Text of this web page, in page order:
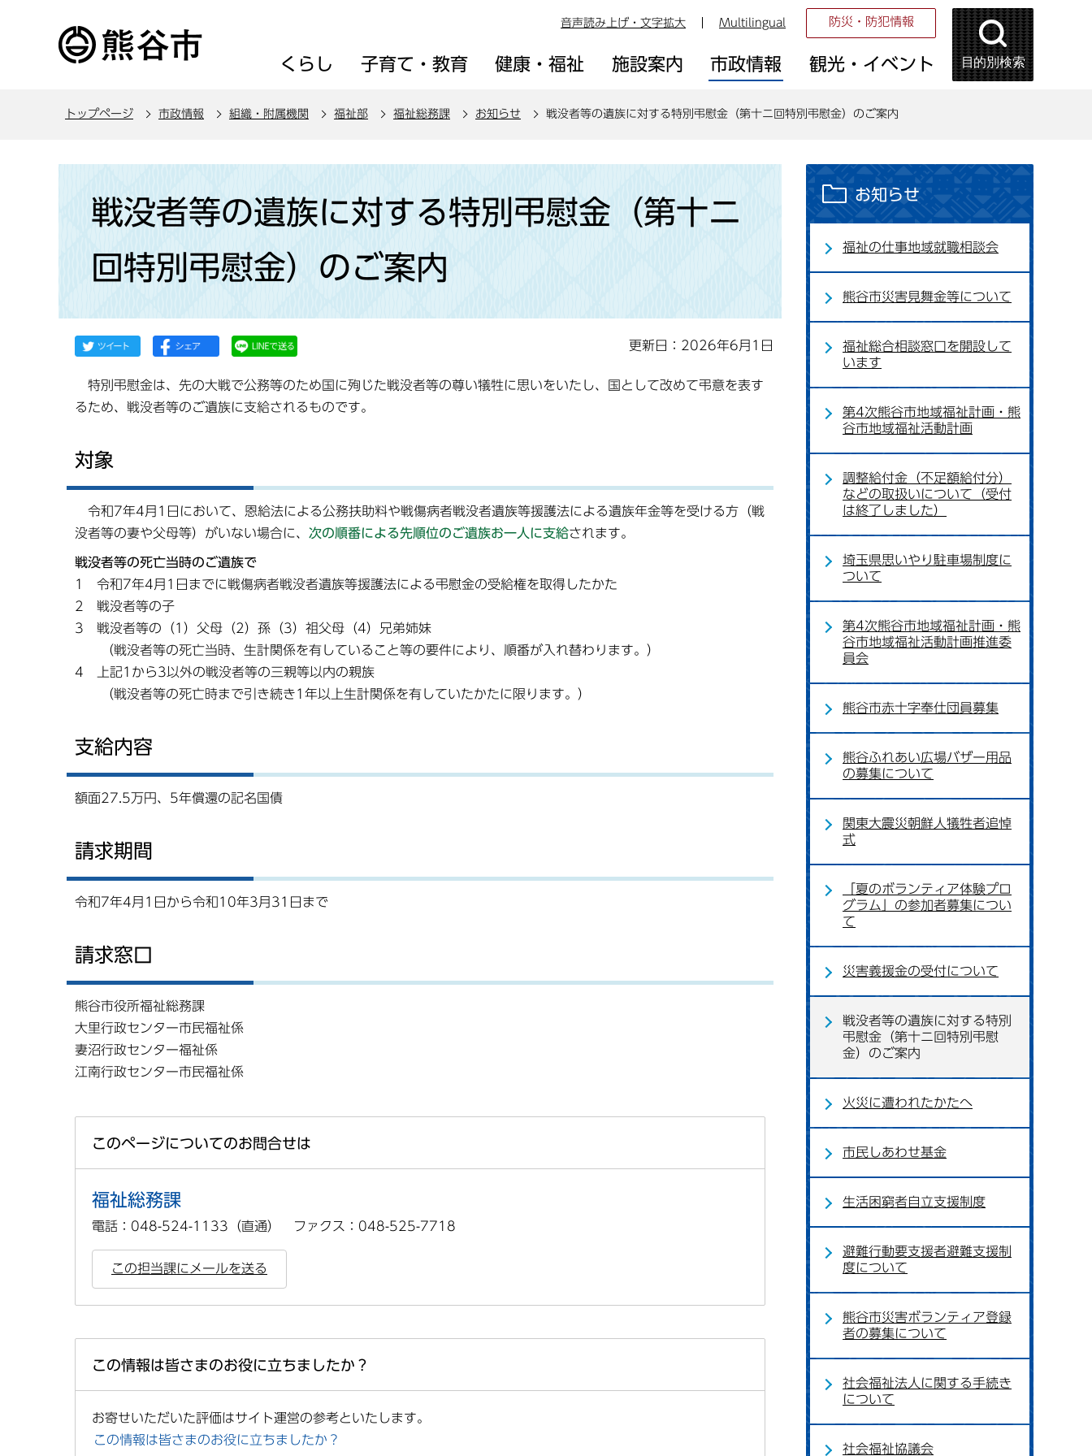
音声読み上げ・文字拡大 Multilingual 防災・防犯情報
くらし 子育て・教育 健康・福祉 施設案内 市政情報 観光・イベント 目的別検索
トップページ 市政情報 組織・附属機関 福祉部 福祉総務課 お知らせ 戦没者等の遺族に対する特別弔慰金（第十ニ回特別弔慰金）のご案内
戦没者等の遺族に対する特別弔慰金（第十ニ
回特別弔慰金）のご案内
更新日：2026年6月1日
特別弔慰金は、先の大戦で公務等のため国に殉じた戦没者等の尊い犠牲に思いをいたし、国として改めて弔意を表す
るため、戦没者等のご遺族に支給されるものです。
対象
令和7年4月1日において、恩給法による公務扶助料や戦傷病者戦没者遺族等援護法による遺族年金等を受ける方（戦
没者等の妻や父母等）がいない場合に、 次の順番による先順位のご遺族お一人に支給されます。
戦没者等の死亡当時のご遺族で
1 令和7年4月1日までに戦傷病者戦没者遺族等援護法による弔慰金の受給権を取得したかた
2 戦没者等の子
3 戦没者等の（1）父母（2）孫（3）祖父母（4）兄弟姉妹
（戦没者等の死亡当時、生計関係を有していること等の要件により、順番が入れ替わります。）
4 上記1から3以外の戦没者等の三親等以内の親族
（戦没者等の死亡時まで引き続き1年以上生計関係を有していたかたに限ります。）
支給内容
額面27.5万円、5年償還の記名国債
請求期間
令和7年4月1日から令和10年3月31日まで
請求窓口
熊谷市役所福祉総務課
大里行政センター市民福祉係
妻沼行政センター福祉係
江南行政センター市民福祉係
このページについてのお問合せは
福祉総務課
電話：048-524-1133（直通） ファクス：048-525-7718
この担当課にメールを送る
この情報は皆さまのお役に立ちましたか？
お寄せいただいた評価はサイト運営の参考といたします。
この情報は皆さまのお役に立ちましたか？
お知らせ
福祉の仕事地域就職相談会
熊谷市災害見舞金等について
福祉総合相談窓口を開設して
います
第4次熊谷市地域福祉計画・熊
谷市地域福祉活動計画
調整給付金（不足額給付分）
などの取扱いについて（受付
は終了しました）
埼玉県思いやり駐車場制度に
ついて
第4次熊谷市地域福祉計画・熊
谷市地域福祉活動計画推進委
員会
熊谷市赤十字奉仕団員募集
熊谷ふれあい広場バザー用品
の募集について
関東大震災朝鮮人犠牲者追悼
式
「夏のボランティア体験プロ
グラム」の参加者募集につい
て
災害義援金の受付について
戦没者等の遺族に対する特別
弔慰金（第十ニ回特別弔慰
金）のご案内
火災に遭われたかたへ
市民しあわせ基金
生活困窮者自立支援制度
避難行動要支援者避難支援制
度について
熊谷市災害ボランティア登録
者の募集について
社会福祉法人に関する手続き
について
社会福祉協議会